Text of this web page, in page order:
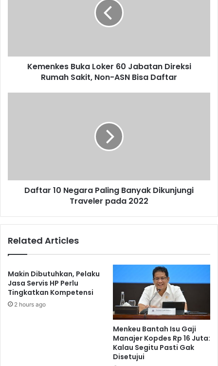
Non-
Kemenkes Buka Loker 60 Jabatan Direksi
Rumah Sakit, Non-ASN Bisa Daftar
2022
Daftar 10 Negara Paling Banyak Dikunjungi
Traveler pada 2022
Related Articles
Makin Dibutuhkan, Pelaku
Jasa Servis HP Perlu
Tingkatkan Kompetensi
2 hours ago
Menkeu Bantah Isu Gaji
Manajer Kopdes Rp 16 Juta:
Kalau Segitu Pasti Gak
Disetujui